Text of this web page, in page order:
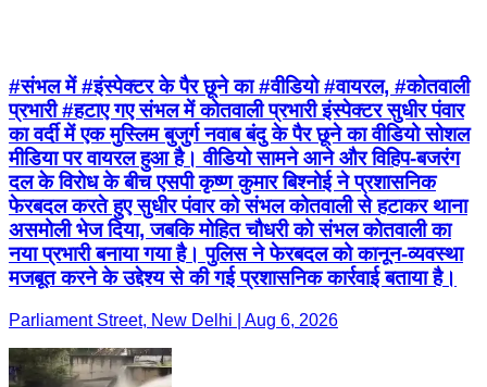
#संभल में #इंस्पेक्टर के पैर छूने का #वीडियो #वायरल, #कोतवाली
प्रभारी #हटाए गए संभल में कोतवाली प्रभारी इंस्पेक्टर सुधीर पंवार
का वर्दी में एक मुस्लिम बुजुर्ग नवाब बंदु के पैर छूने का वीडियो सोशल
मीडिया पर वायरल हुआ है। वीडियो सामने आने और विहिप-बजरंग
दल के विरोध के बीच एसपी कृष्ण कुमार बिश्नोई ने प्रशासनिक
फेरबदल करते हुए सुधीर पंवार को संभल कोतवाली से हटाकर थाना
असमोली भेज दिया, जबकि मोहित चौधरी को संभल कोतवाली का
नया प्रभारी बनाया गया है। पुलिस ने फेरबदल को कानून-व्यवस्था
मजबूत करने के उद्देश्य से की गई प्रशासनिक कार्रवाई बताया है।
Parliament Street, New Delhi | Aug 6, 2026